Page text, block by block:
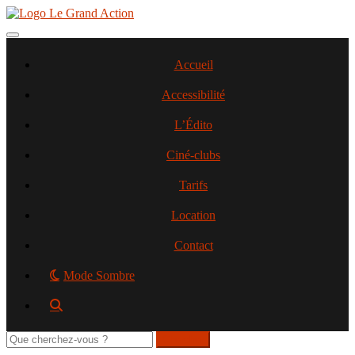
Aller
contenu
Toggle navigation
Accueil
Accessibilité
L’Édito
Ciné-clubs
Tarifs
Location
Contact
Mode Sombre
Rechercher
sur